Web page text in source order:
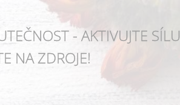
- AKTIVUJTE SÍLU
NA ZDROJE!